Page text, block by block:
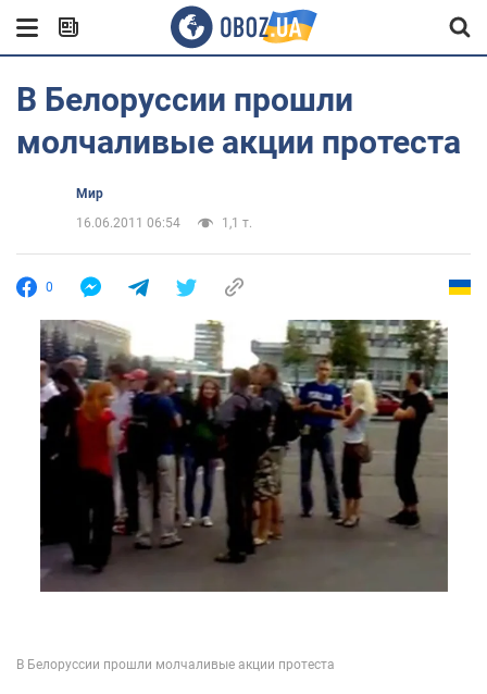
В Белоруссии прошли
молчаливые акции протеста
Мир
16.06.2011 06:54
1,1 т.
0